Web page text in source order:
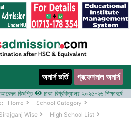
অনার্স ভর্তি প্রফেশনাল অনার্স
বিজ্ঞপ্তি ঢাকা বিশ্ববিদ্যালয় ২০২৫-২৬ শিক্ষাবর্ষে
Home
School Category
Wise
High School List